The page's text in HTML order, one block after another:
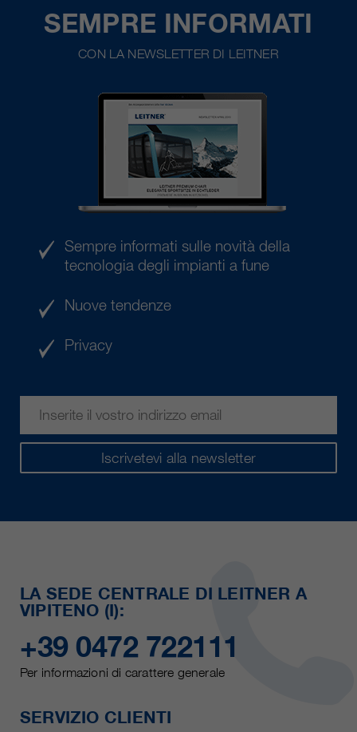
SEMPRE INFORMATI
CON LA NEWSLETTER DI LEITNER
Iscrivetevi alla newsletter
Sempre informati sulle novità della
tecnologia degli impianti a fune
Nuove tendenze
Privacy
LA SEDE CENTRALE DI LEITNER A
VIPITENO (I):
+39 0472 722111
Per informazioni di carattere generale
SERVIZIO CLIENTI